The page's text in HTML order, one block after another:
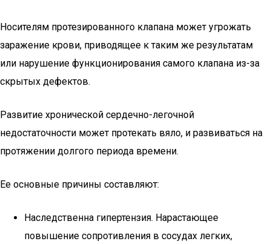
Носителям протезированного клапана может угрожать
заражение крови, приводящее к таким же результатам
или нарушение функционирования самого клапана из-за
скрытых дефектов.
Развитие хронической сердечно-легочной
недостаточности может протекать вяло, и развиваться на
протяжении долгого периода времени.
Ее основные причины составляют:
Наследственна гипертензия. Нарастающее
повышение сопротивления в сосудах легких,